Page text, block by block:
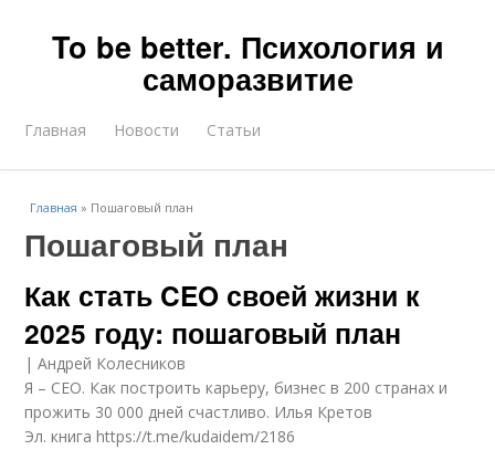
To be better. Психология и
саморазвитие
Главная Новости Статьи
Главная » Пошаговый план
Пошаговый план
Как стать CEO своей жизни к
2025 году: пошаговый план
| Андрей Колесников
Я – CEO. Как построить карьеру, бизнес в 200 странах и
прожить 30 000 дней счастливо. Илья Кретов
Эл. книга https://t.me/kudaidem/2186